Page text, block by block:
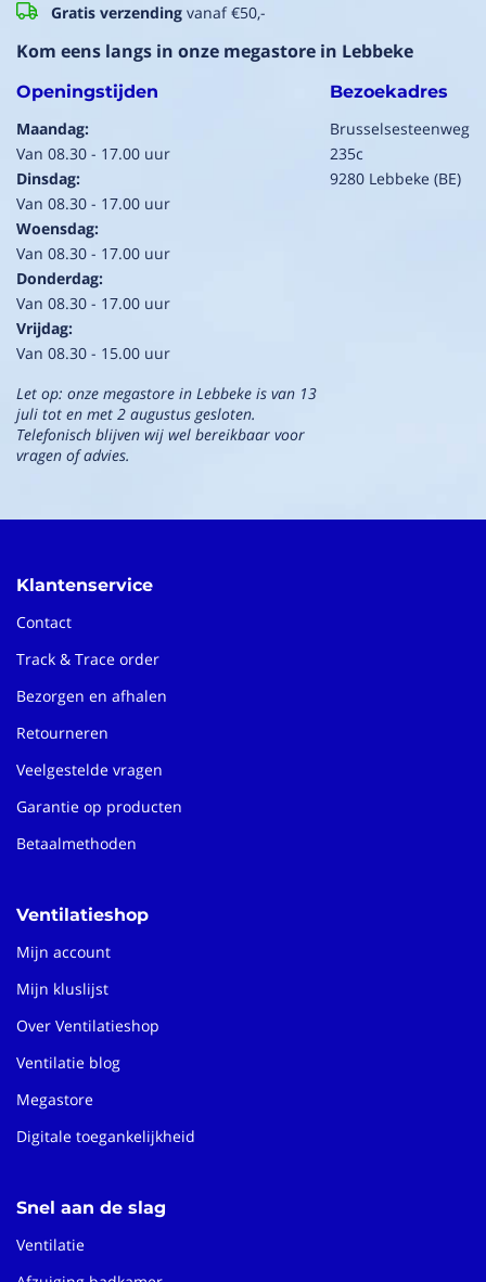
Gratis verzending vanaf €50,-
Kom eens langs in onze megastore in Lebbeke
Openingstijden
Maandag:
Van 08.30 - 17.00 uur
Dinsdag:
Van 08.30 - 17.00 uur
Woensdag:
Van 08.30 - 17.00 uur
Donderdag:
Van 08.30 - 17.00 uur
Vrijdag:
Van 08.30 - 15.00 uur
Let op: onze megastore in Lebbeke is van 13
juli tot en met 2 augustus gesloten.
Telefonisch blijven wij wel bereikbaar voor
vragen of advies.
Bezoekadres
Brusselsesteenweg
235c
9280 Lebbeke (BE)
Klantenservice
Contact
Track & Trace order
Bezorgen en afhalen
Retourneren
Veelgestelde vragen
Garantie op producten
Betaalmethoden
Ventilatieshop
Mijn account
Mijn kluslijst
Over Ventilatieshop
Ventilatie blog
Megastore
Digitale toegankelijkheid
Snel aan de slag
Ventilatie